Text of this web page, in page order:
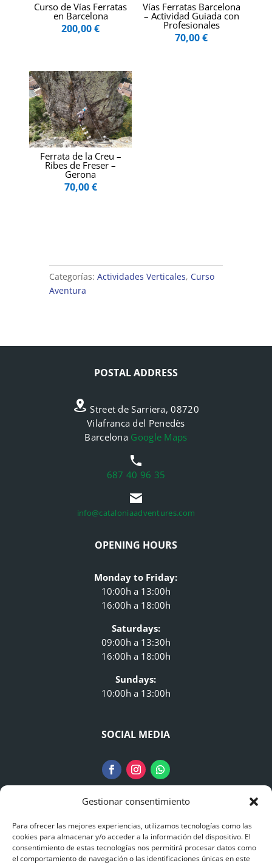
Gestionar consentimiento
Para ofrecer las mejores experiencias, utilizamos tecnologías como las
cookies para almacenar y/o acceder a la información del dispositivo. El
consentimiento de estas tecnologías nos permitirá procesar datos como
el comportamiento de navegación o las identificaciones únicas en este
Curso de Vías Ferratas
en Barcelona
200,00€
Vías Ferratas Barcelona
– Actividad Guiada con
Profesionales
70,00€
Ferrata de la Creu –
Ribes de Freser –
Gerona
70,00€
Categorías: Actividades Verticales, Curso
Aventura
POSTAL ADDRESS
Street de Sarriera, 08720
Vilafranca del Penedès
Barcelona Google Maps
687 40 96 35
info@cataloniaadventures.com
OPENING HOURS
Monday to Friday:
10:00h a 13:00h
16:00h a 18:00h
Saturdays:
09:00h a 13:30h
16:00h a 18:00h
Sundays:
10:00h a 13:00h
SOCIAL MEDIA
Legal Information